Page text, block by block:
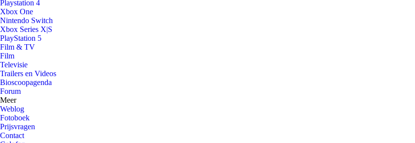
Playstation 4
Xbox One
Nintendo Switch
Xbox Series X|S
PlayStation 5
Film & TV
Film
Televisie
Trailers en Videos
Bioscoopagenda
Forum
Meer
Weblog
Fotoboek
Prijsvragen
Contact